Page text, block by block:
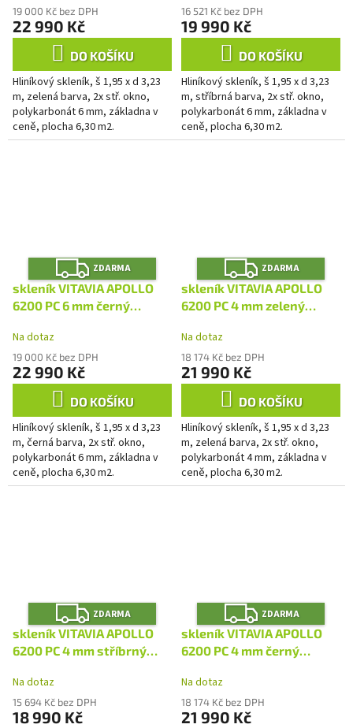
19 000 Kč bez DPH
22 990 Kč
DO KOŠÍKU
Hliníkový skleník, š 1,95 x d 3,23
m, zelená barva, 2x stř. okno,
polykarbonát 6 mm, základna v
ceně, plocha 6,30 m2.
16 521 Kč bez DPH
19 990 Kč
DO KOŠÍKU
Hliníkový skleník, š 1,95 x d 3,23
m, stříbrná barva, 2x stř. okno,
polykarbonát 6 mm, základna v
ceně, plocha 6,30 m2.
Z
D
A
R
M
A
ZDARMA
skleník VITAVIA APOLLO
6200 PC 6 mm černý
Na dotaz
19 000 Kč bez DPH
22 990 Kč
DO KOŠÍKU
Hliníkový skleník, š 1,95 x d 3,23
m, černá barva, 2x stř. okno,
polykarbonát 6 mm, základna v
ceně, plocha 6,30 m2.
Z
D
A
R
M
A
ZDARMA
skleník VITAVIA APOLLO
6200 PC 4 mm zelený
Na dotaz
18 174 Kč bez DPH
21 990 Kč
DO KOŠÍKU
Hliníkový skleník, š 1,95 x d 3,23
m, zelená barva, 2x stř. okno,
polykarbonát 4 mm, základna v
ceně, plocha 6,30 m2.
Z
D
A
R
M
ZDARMA
skleník VITAVIA APOLLO
6200 PC 4 mm stříbrný
Na dotaz
15 694 Kč bez DPH
18 990 Kč
Z
D
A
R
M
ZDARMA
skleník VITAVIA APOLLO
6200 PC 4 mm černý
Na dotaz
18 174 Kč bez DPH
21 990 Kč